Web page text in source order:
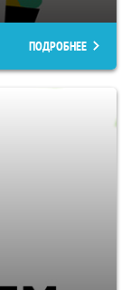
ПОДРОБНЕЕ